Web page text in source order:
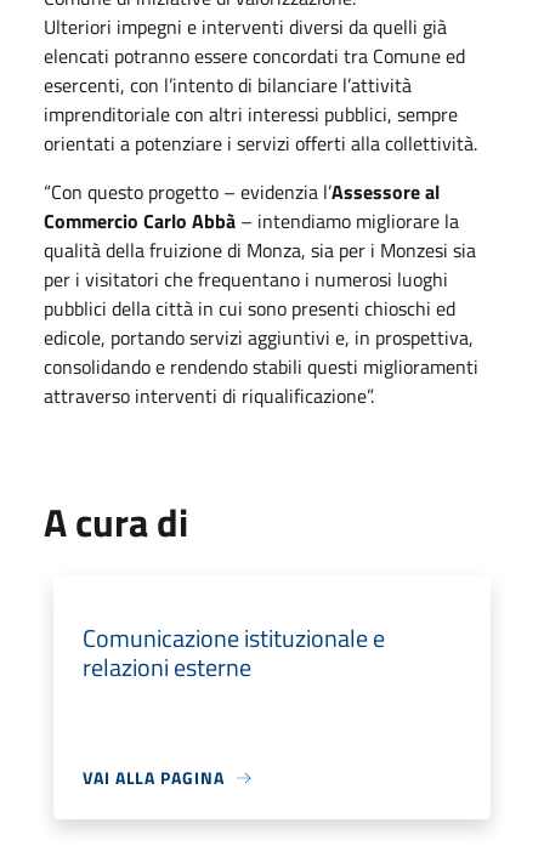
Ulteriori impegni e interventi diversi da quelli già
elencati potranno essere concordati tra Comune ed
esercenti, con l’intento di bilanciare l’attività
imprenditoriale con altri interessi pubblici, sempre
orientati a potenziare i servizi offerti alla collettività.
“Con questo progetto – evidenzia l’Assessore al
Commercio Carlo Abbà – intendiamo migliorare la
qualità della fruizione di Monza, sia per i Monzesi sia
per i visitatori che frequentano i numerosi luoghi
pubblici della città in cui sono presenti chioschi ed
edicole, portando servizi aggiuntivi e, in prospettiva,
consolidando e rendendo stabili questi miglioramenti
attraverso interventi di riqualificazione”.
A cura di
Comunicazione istituzionale e
relazioni esterne
VAI ALLA PAGINA